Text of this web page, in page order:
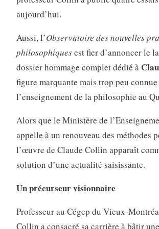
aujourd’hui.
Aussi, l’Observatoire des nouvelles
philosophiquesest fier d’annoncer le
dossier hommage complet dédié à
figure marquante mais trop peu connue
l’enseignement de la philosophie au
Alors que le Ministère de
appelle à un renouveau des méthodes
l’œuvre de Claude Collin apparaît
solution d’une actualité saisissante.
Un précurseur visionnaire
Professeur au Cégep du Vieux-
Collin a consacré sa carrière à bâtir